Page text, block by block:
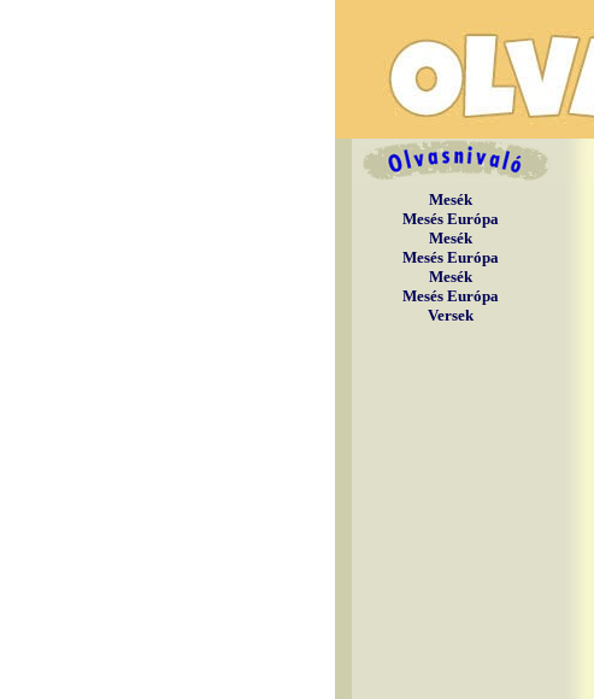
Mesék
Mesés Európa
Mesék
Mesés Európa
Mesék
Mesés Európa
Versek